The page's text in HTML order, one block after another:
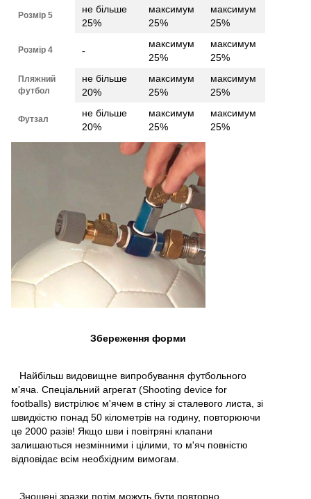
Розмір 5
не більше
25%
максимум
25%
максимум
25%
Розмір 4 -
максимум
25%
максимум
25%
Пляжний
футбол
не більше
20%
максимум
25%
максимум
25%
Футзал
не більше
20%
максимум
25%
максимум
25%
Збереження форми
Найбільш видовищне випробування футбольного
м'яча. Спеціальний агрегат (Shooting device for
footballs) вистрілює м'ячем в стіну зі сталевого листа, зі
швидкістю понад 50 кілометрів на годину, повторюючи
це 2000 разів! Якщо шви і повітряні клапани
залишаються незмінними і цілими, то м'яч повністю
відповідає всім необхідним вимогам.
Зношені зразки потім можуть бути повторно